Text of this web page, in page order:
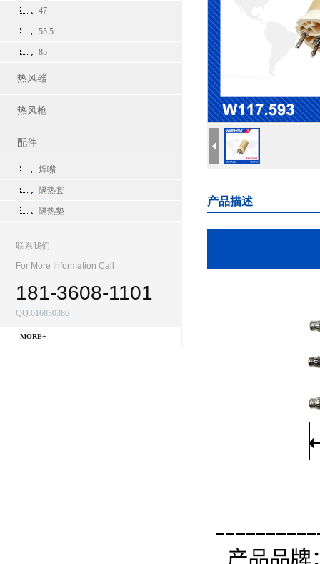
47
55.5
85
热风器
热风枪
配件
焊嘴
隔热套
隔热垫
联系我们
For More Information Call
181-3608-1101
QQ:616830386
MORE+
产品描述